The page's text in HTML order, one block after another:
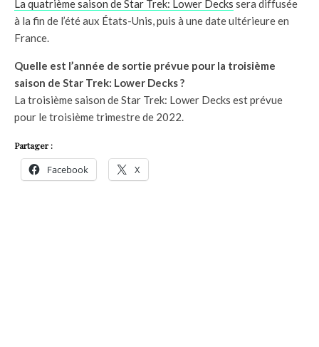
La quatrième saison de Star Trek: Lower Decks sera diffusée
à la fin de l’été aux États-Unis, puis à une date ultérieure en
France.
Quelle est l’année de sortie prévue pour la troisième
saison de Star Trek: Lower Decks ?
La troisième saison de Star Trek: Lower Decks est prévue
pour le troisième trimestre de 2022.
Partager :
Facebook X